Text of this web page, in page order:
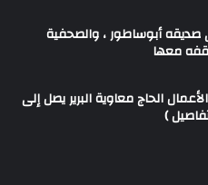
أبوساطور ، والصحفية
معها
الحاج معاوية البرير يصل إلى
)